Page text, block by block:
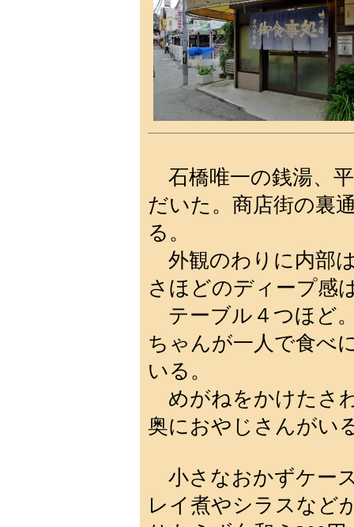
石橋唯一の銭湯、
だいた。商店街の裏
る。
外観のわりに内部
さほどのディープ感
テーブル４つほど
ちゃんが一人で食べ
いる。
めがねをかけたさ
奥におやじさんがい
小さなおかずケー
レイ煮やシラスなど